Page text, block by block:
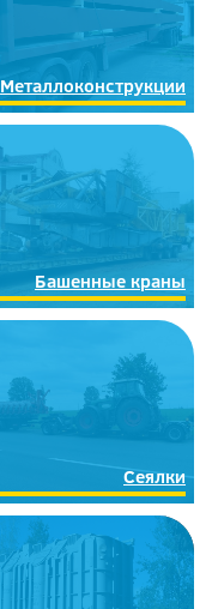
Металлоконструкции
Башенные краны
Сеялки